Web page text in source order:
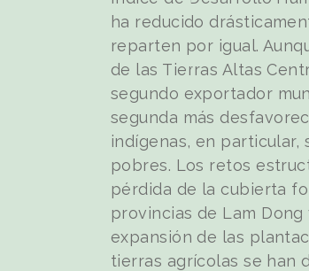
ha reducido
reparten por igual.
de las Tierras Altas
segundo exportador
segunda más
indígenas, en particular,
pobres. Los retos
pérdida de la cubierta
provincias de Lam
expansión de las
tierras agrícolas se han